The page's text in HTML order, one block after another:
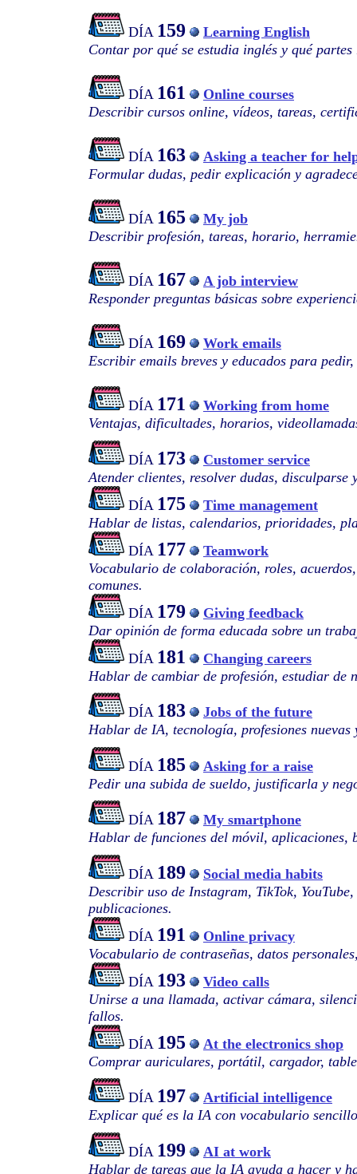
DÍA 159
Learning English
Contar por qué se estudia inglés y qué
DÍA 161
Online courses
Describir cursos online, vídeos, tareas,
DÍA 163
Asking a teacher for
Formular dudas, pedir explicación y
DÍA 165
My job
Describir profesión, tareas, horario,
DÍA 167
A job interview
Responder preguntas básicas sobre
DÍA 169
Work emails
Escribir emails breves y educados para
DÍA 171
Working from home
Ventajas, dificultades, horarios,
DÍA 173
Customer service
Atender clientes, resolver dudas, disculparse
DÍA 175
Time management
Hablar de listas, calendarios, prioridades,
DÍA 177
Teamwork
Vocabulario de colaboración, roles,
comunes.
DÍA 179
Giving feedback
Dar opinión de forma educada sobre un
DÍA 181
Changing careers
Hablar de cambiar de profesión, estudiar de
DÍA 183
Jobs of the future
Hablar de IA, tecnología, profesiones nuevas
DÍA 185
Asking for a raise
Pedir una subida de sueldo, justificarla y
DÍA 187
My smartphone
Hablar de funciones del móvil, aplicaciones,
DÍA 189
Social media habits
Describir uso de Instagram, TikTok,
publicaciones.
DÍA 191
Online privacy
Vocabulario de contraseñas, datos
DÍA 193
Video calls
Unirse a una llamada, activar cámara,
fallos.
DÍA 195
At the electronics shop
Comprar auriculares, portátil, cargador,
DÍA 197
Artificial intelligence
Explicar qué es la IA con vocabulario
DÍA 199
AI at work
Hablar de tareas que la IA ayuda a hacer y